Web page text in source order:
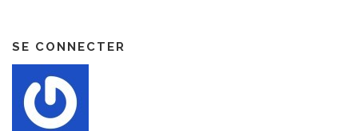
SE CONNECTER